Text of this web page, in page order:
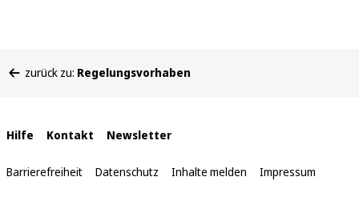
befinden
zurück zu: Regelungsvorhaben
Interne
Links
Hilfe Kontakt Newsletter
Barrierefreiheit Datenschutz Inhalte melden Impressum